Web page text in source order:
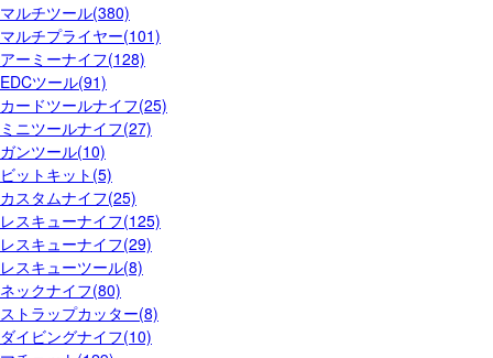
マルチツール(380)
マルチプライヤー(101)
アーミーナイフ(128)
EDCツール(91)
カードツールナイフ(25)
ミニツールナイフ(27)
ガンツール(10)
ビットキット(5)
カスタムナイフ(25)
レスキューナイフ(125)
レスキューナイフ(29)
レスキューツール(8)
ネックナイフ(80)
ストラップカッター(8)
ダイビングナイフ(10)